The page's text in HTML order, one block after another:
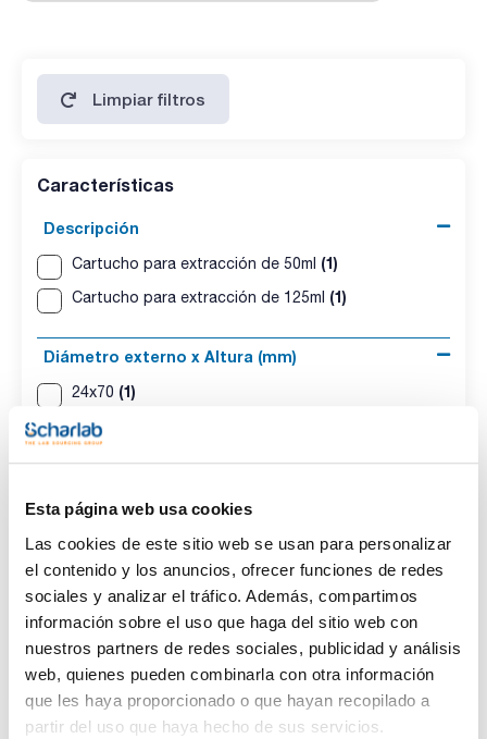
Esta página web usa cookies
Las cookies de este sitio web se usan para personalizar
el contenido y los anuncios, ofrecer funciones de redes
sociales y analizar el tráfico. Además, compartimos
información sobre el uso que haga del sitio web con
nuestros partners de redes sociales, publicidad y análisis
web, quienes pueden combinarla con otra información
que les haya proporcionado o que hayan recopilado a
partir del uso que haya hecho de sus servicios.
Limpiar filtros
Características
Descripción
Cartucho para extracción de 50ml (1)
Cartucho para extracción de 125ml (1)
Diámetro externo x Altura (mm)
24x70 (1)
40x90
20(1)
75(1)
Pack (u.)
1(2)